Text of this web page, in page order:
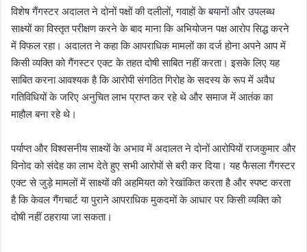
विशेष गैंगस्टर अदालत ने दोनों पक्षों की दलीलों, गवाहों के बयानों और उपलब्ध
साक्ष्यों का विस्तृत परीक्षण करने के बाद माना कि अभियोजन पक्ष आरोप सिद्ध करने
में विफल रहा। अदालत ने कहा कि आपराधिक मामलों का दर्ज होना अपने आप में
किसी व्यक्ति को गैंगस्टर एक्ट के तहत दोषी साबित नहीं करता। इसके लिए यह
साबित करना आवश्यक है कि आरोपी संगठित गिरोह के सदस्य के रूप में अवैध
गतिविधियों के जरिए अनुचित लाभ प्राप्त कर रहे थे और समाज में आतंक का
माहौल बना रहे थे।
पर्याप्त और विश्वसनीय साक्ष्यों के अभाव में अदालत ने दोनों आरोपियों राजकुमार और
विनोद को संदेह का लाभ देते हुए सभी आरोपों से बरी कर दिया। यह फैसला गैंगस्टर
एक्ट से जुड़े मामलों में साक्ष्यों की अहमियत को रेखांकित करता है और स्पष्ट करता
है कि केवल गैंगचार्ट या पुराने आपराधिक मुकदमों के आधार पर किसी व्यक्ति को
दोषी नहीं ठहराया जा सकता।